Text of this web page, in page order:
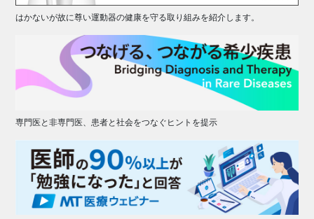
はかないが故に尊い運動器の健康を守る取り組みを紹介します。
専門医と非専門医、患者と社会をつなぐヒントを提示